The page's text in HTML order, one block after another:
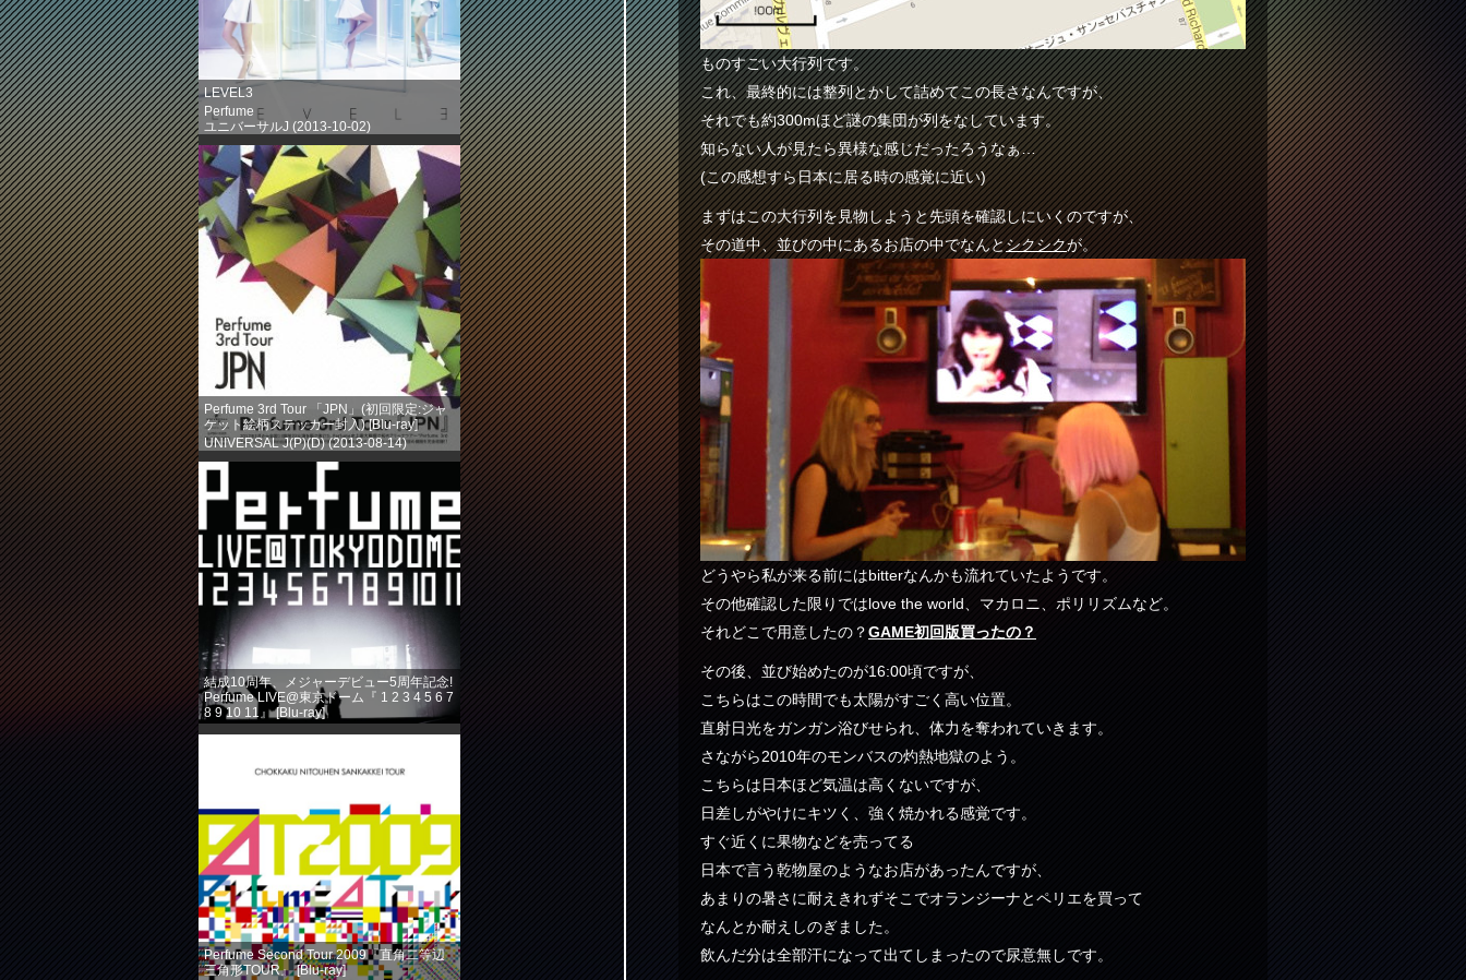
LEVEL3
Perfume
ユニバーサルJ (2013-10-02)
売り上げランキング: 203
Perfume 3rd Tour 「JPN」(初回限定:ジャ
ケット絵柄ステッカー封入) [Blu-ray]
UNIVERSAL J(P)(D) (2013-08-14)
売り上げランキング: 386
結成10周年、メジャーデビュー5周年記念!
Perfume LIVE@東京ドーム『 1 2 3 4 5 6 7
8 9 10 11』 [Blu-ray]
徳間ジャパンコミュニケーションズ
Perfume Second Tour 2009『直角二等辺
三角形TOUR』 [Blu-ray]
ものすごい大行列です。
これ、最終的には整列とかして詰めてこの長さなんですが、
それでも約300mほど謎の集団が列をなしています。
知らない人が見たら異様な感じだったろうなぁ…
(この感想すら日本に居る時の感覚に近い)
まずはこの大行列を見物しようと先頭を確認しにいくのですが、
その道中、並びの中にあるお店の中でなんとシクシクが。
どうやら私が来る前にはbitterなんかも流れていたようです。
その他確認した限りではlove the world、マカロニ、ポリリズムなど。
それどこで用意したの？GAME初回版買ったの？
その後、並び始めたのが16:00頃ですが、
こちらはこの時間でも太陽がすごく高い位置。
直射日光をガンガン浴びせられ、体力を奪われていきます。
さながら2010年のモンバスの灼熱地獄のよう。
こちらは日本ほど気温は高くないですが、
日差しがやけにキツく、強く焼かれる感覚です。
すぐ近くに果物などを売ってる
日本で言う乾物屋のようなお店があったんですが、
あまりの暑さに耐えきれずそこでオランジーナとペリエを買って
なんとか耐えしのぎました。
飲んだ分は全部汗になって出てしまったので尿意無しです。